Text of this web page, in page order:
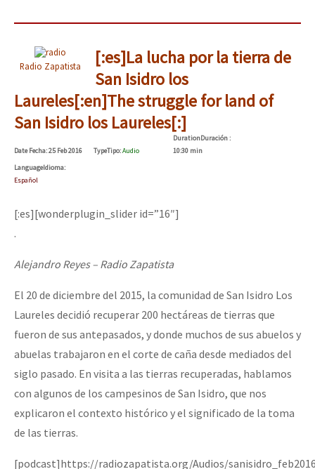
Radio Zapatista
[:es]La lucha por la tierra de
San Isidro los
Laureles[:en]The struggle for land of
San Isidro los Laureles[:]
DateFecha: 25 Feb 2016 TypeTipo:Audio
DurationDuración:
10:30 min
LanguageIdioma:
Español
[:es][wonderplugin_slider id=”16″]
.
Alejandro Reyes – Radio Zapatista
El 20 de diciembre del 2015, la comunidad de San Isidro Los
Laureles decidió recuperar 200 hectáreas de tierras que
fueron de sus antepasados, y donde muchos de sus abuelos y
abuelas trabajaron en el corte de caña desde mediados del
siglo pasado. En visita a las tierras recuperadas, hablamos
con algunos de los campesinos de San Isidro, que nos
explicaron el contexto histórico y el significado de la toma
de las tierras.
[podcast]https://radiozapatista.org/Audios/